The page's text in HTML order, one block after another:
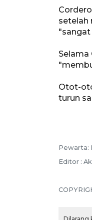
setelah
Selama
Otot-
turun
Pewarta:
Editor :